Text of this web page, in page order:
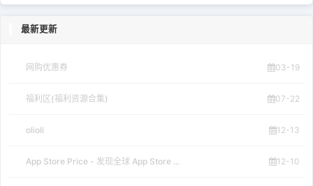
最新更新
网购优惠券 03-19
福利区(福利资源合集) 07-22
olioli 12-13
App Store Price - 发现全球 App Store ... 12-10